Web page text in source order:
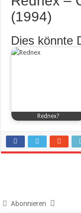
(1994)
Dies könnte
Rednex?
Abonnieren